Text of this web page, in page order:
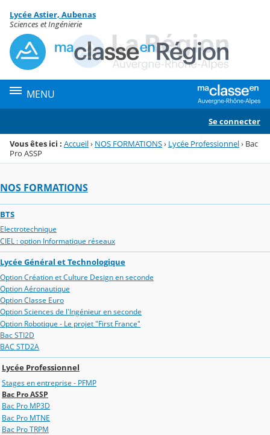
Menu de la rubrique
Contenu
Lycée Astier, Aubenas
Sciences et Ingénierie
MENU
Se connecter
Vous êtes ici : Accueil› NOS FORMATIONS› Lycée Professionnel› Bac
Pro ASSP
NOS FORMATIONS
BTS
Electrotechnique
CIEL : option Informatique réseaux
Lycée Général et Technologique
Option Création et Culture Design en seconde
Option Aéronautique
Option Classe Euro
Option Sciences de l'Ingénieur en seconde
Option Robotique - Le projet "First France"
Bac STI2D
BAC STD2A
Lycée Professionnel
Stages en entreprise - PFMP
Bac Pro ASSP
Bac Pro MP3D
Bac Pro MTNE
Bac Pro TRPM